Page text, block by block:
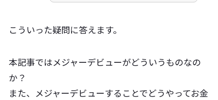
こういった疑問に答えます。
本記事ではメジャーデビューがどういうものなの
か？
また、メジャーデビューすることでどうやってお金